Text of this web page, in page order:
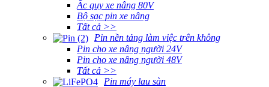
Ắc quy xe nâng 80V
Bộ sạc pin xe nâng
Tất cả >>
Pin nền tảng làm việc trên không
Pin cho xe nâng người 24V
Pin cho xe nâng người 48V
Tất cả >>
Pin máy lau sàn